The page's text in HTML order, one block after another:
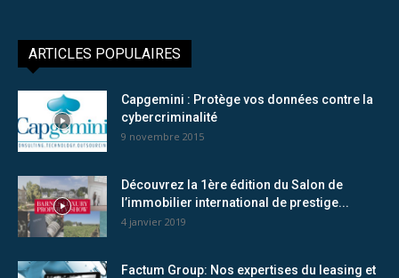
ARTICLES POPULAIRES
Capgemini : Protège vos données contre la
cybercriminalité
9 novembre 2015
Découvrez la 1ère édition du Salon de
l’immobilier international de prestige...
4 janvier 2019
Factum Group: Nos expertises du leasing et